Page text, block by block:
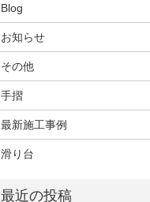
Blog
お知らせ
その他
手摺
最新施工事例
滑り台